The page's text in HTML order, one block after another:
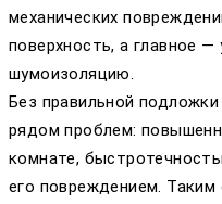
механических
поверхность, а главное —
шумоизоляцию.
Без правильной
рядом проблем:
комнате,
его повреждением. Таким